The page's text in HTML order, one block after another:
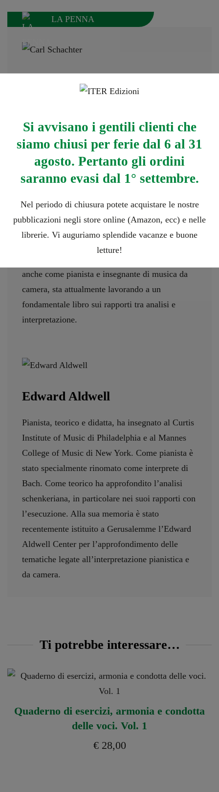
LA PENNA
Carl Schachter
scuola analitica schenkeriana, ed uno dei
maggiori teorici viventi. Allievo di Felix Salzer
(con cui ha scritto Contrappunto e
composizione) ha insegnato al Queens College e
al Graduate Center della City University di New
anche come pianista e insegnante di musica da
camera, sta attualmente lavorando a un
fondamentale libro sui rapporti tra analisi e
interpretazione.
Edward Aldwell
Pianista, teorico e didatta, ha insegnato al Curtis
Institute of Music di Philadelphia e al Mannes
College of Music di New York. Come pianista è
stato specialmente rinomato come interprete di
Bach. Come teorico ha approfondito l’analisi
schenkeriana, in particolare nei suoi rapporti con
l’esecuzione. Alla sua memoria è stato
recentemente istituito a Gerusalemme l’Edward
Aldwell Center per l’approfondimento delle
tematiche legate all’interpretazione pianistica e
da camera.
Ti potrebbe interessare…
Quaderno di esercizi, armonia e condotta
delle voci. Vol. 1
€28,00
Si avvisano i gentili clienti che
siamo chiusi per ferie dal 6 al 31
agosto. Pertanto gli ordini
saranno evasi dal 1° settembre.
Nel periodo di chiusura potete acquistare le nostre
pubblicazioni negli store online (Amazon, ecc) e nelle
librerie. Vi auguriamo splendide vacanze e buone
letture!